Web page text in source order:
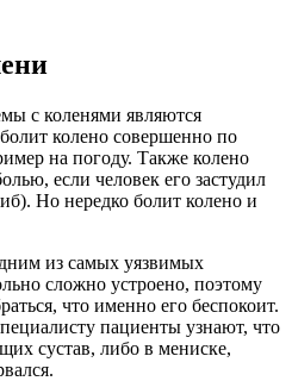
с коленями являются
колено совершенно по
на погоду. Также колено
если человек его застудил
Но нередко болит колено и
из самых уязвимых
сложно устроено, поэтому
что именно его беспокоит.
пациенты узнают, что
сустав, либо в мениске,